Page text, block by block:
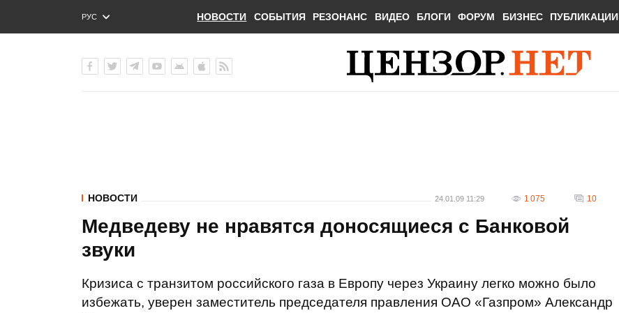
РУС
ENG
НОВОСТИ СОБЫТИЯ РЕЗОНАНС ВИДЕО БЛОГИ ФОРУМ БИЗНЕС ПУБЛИКАЦИИ
НОВОСТИ 24.01.09 11:29 1 075 10
Медведеву не нравятся доносящиеся с Банковой
звуки
Кризиса с транзитом российского газа в Европу через Украину легко можно было
избежать, уверен заместитель председателя правления ОАО «Газпром» Александр